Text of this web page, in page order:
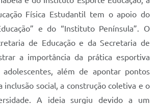
Física Estudantil tem o apoio do
e do “Instituto Península”. O
de Educação e da Secretaria de
a importância da prática esportiva
adolescentes, além de apontar pontos
inclusão social, a construção coletiva e o
A ideia surgiu devido a um